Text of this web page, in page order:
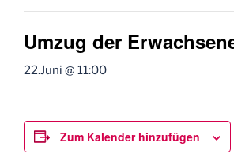
Umzug der
22.Juni @ 11:00
Zum Kalender hinzufügen